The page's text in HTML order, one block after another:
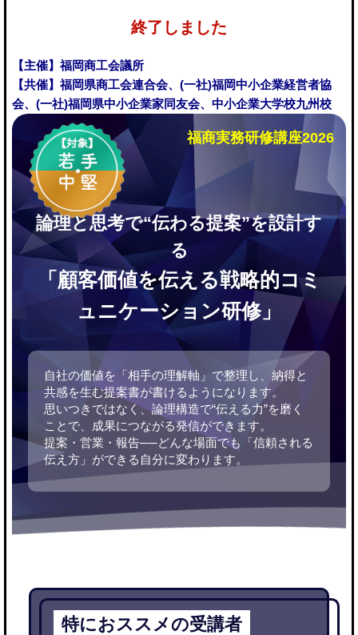
終了しました
【主催】福岡商工会議所
【共催】福岡県商工会連合会、(一社)福岡中小企業経営者協
会、(一社)福岡県中小企業家同友会、中小企業大学校九州校
福商実務研修講座2026
論理と思考で“伝わる提案”を設計す
る
「顧客価値を伝える戦略的コミ
ュニケーション研修」
自社の価値を「相手の理解軸」で整理し、納得と
共感を生む提案書が書けるようになります。
思いつきではなく、論理構造で“伝える力”を磨く
ことで、成果につながる発信ができます。
提案・営業・報告──どんな場面でも「信頼される
伝え方」ができる自分に変わります。
特におススメの受講者